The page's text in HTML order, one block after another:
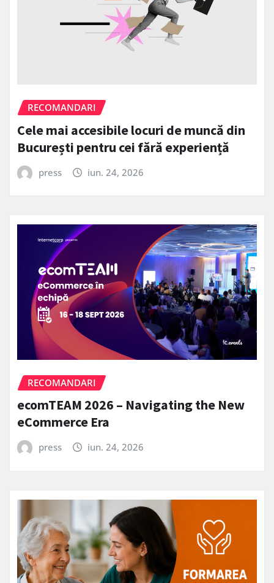
RECOMANDARI
Cele mai accesibile locuri de muncă din
București pentru cei fără experiență
press iun. 24, 2026
RECOMANDARI
ecomTEAM 2026 – Navigating the New
eCommerce Era
press iun. 24, 2026